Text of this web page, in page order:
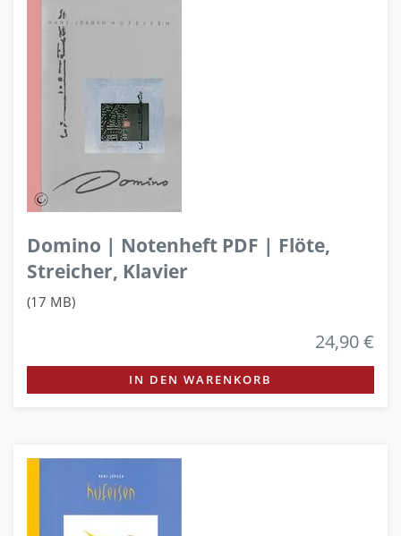
Domino | Notenheft PDF | Flöte,
Streicher, Klavier
(17 MB)
24,90 €
IN DEN WARENKORB